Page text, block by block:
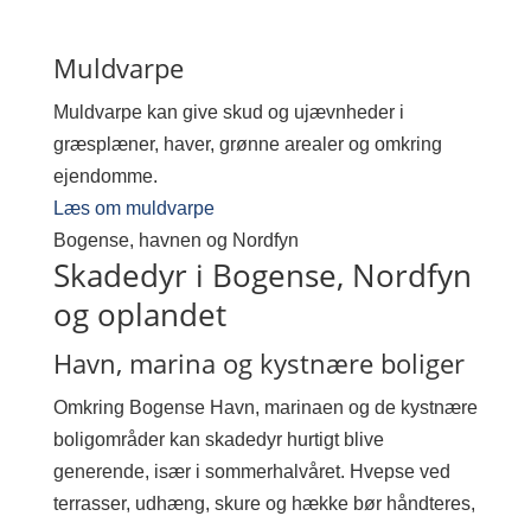
Muldvarpe
Muldvarpe kan give skud og ujævnheder i
græsplæner, haver, grønne arealer og omkring
ejendomme.
Læs om muldvarpe
Bogense, havnen og Nordfyn
Skadedyr i Bogense, Nordfyn
og oplandet
Havn, marina og kystnære boliger
Omkring Bogense Havn, marinaen og de kystnære
boligområder kan skadedyr hurtigt blive
generende, især i sommerhalvåret. Hvepse ved
terrasser, udhæng, skure og hække bør håndteres,